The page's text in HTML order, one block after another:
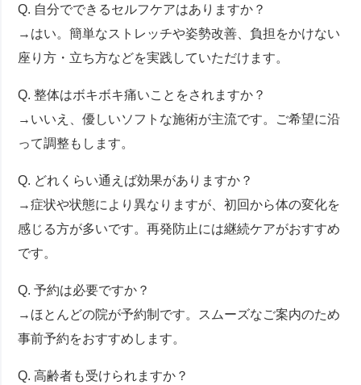
Q. 自分でできるセルフケアはありますか？
→はい。簡単なストレッチや姿勢改善、負担をかけない
座り方・立ち方などを実践していただけます。
Q. 整体はボキボキ痛いことをされますか？
→いいえ、優しいソフトな施術が主流です。ご希望に沿
って調整もします。
Q. どれくらい通えば効果がありますか？
→症状や状態により異なりますが、初回から体の変化を
感じる方が多いです。再発防止には継続ケアがおすすめ
です。
Q. 予約は必要ですか？
→ほとんどの院が予約制です。スムーズなご案内のため
事前予約をおすすめします。
Q. 高齢者も受けられますか？